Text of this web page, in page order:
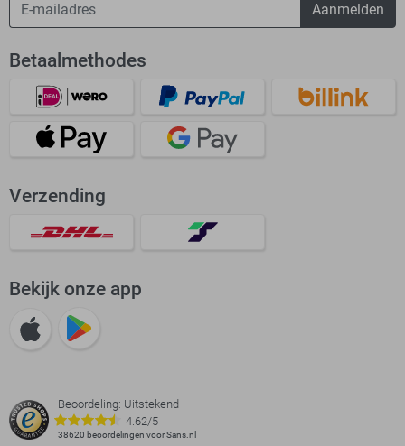
Aanmelden
Betaalmethodes
Verzending
Bekijk onze app
Beoordeling: Uitstekend
4.62/5
38620 beoordelingen voor Sans.nl